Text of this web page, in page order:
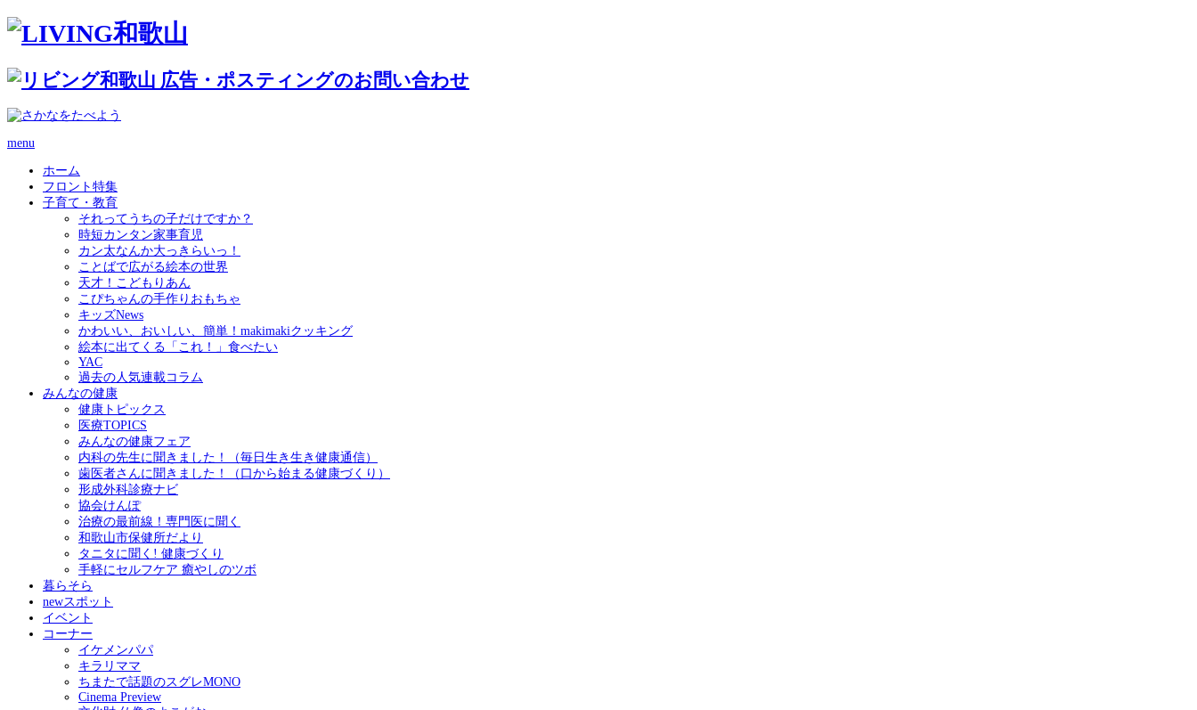
menu
ホーム
フロント特集
子育て・教育
それってうちの子だけですか？
時短カンタン家事育児
カン太なんか大っきらいっ！
ことばで広がる絵本の世界
天才！こどもりあん
こぴちゃんの手作りおもちゃ
キッズNews
かわいい、おいしい、簡単！makimakiクッキング
絵本に出てくる「これ！」食べたい
YAC
過去の人気連載コラム
みんなの健康
健康トピックス
医療TOPICS
みんなの健康フェア
内科の先生に聞きました！（毎日生き生き健康通信）
歯医者さんに聞きました！（口から始まる健康づくり）
形成外科診療ナビ
協会けんぽ
治療の最前線！専門医に聞く
和歌山市保健所だより
タニタに聞く! 健康づくり
手軽にセルフケア 癒やしのツボ
暮らそら
newスポット
イベント
コーナー
イケメンパパ
キラリママ
ちまたで話題のスグレMONO
Cinema Preview